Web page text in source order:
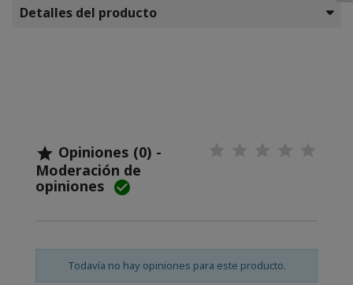
Detalles del producto
 Opiniones (0) -
Moderación de
opiniones 
Todavía no hay opiniones para este producto.